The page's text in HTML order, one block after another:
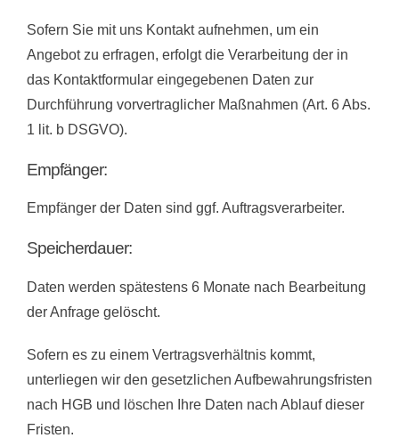
Sofern Sie mit uns Kontakt aufnehmen, um ein
Angebot zu erfragen, erfolgt die Verarbeitung der in
das Kontaktformular eingegebenen Daten zur
Durchführung vorvertraglicher Maßnahmen (Art. 6 Abs.
1 lit. b DSGVO).
Empfänger:
Empfänger der Daten sind ggf. Auftragsverarbeiter.
Speicherdauer:
Daten werden spätestens 6 Monate nach Bearbeitung
der Anfrage gelöscht.
Sofern es zu einem Vertragsverhältnis kommt,
unterliegen wir den gesetzlichen Aufbewahrungsfristen
nach HGB und löschen Ihre Daten nach Ablauf dieser
Fristen.